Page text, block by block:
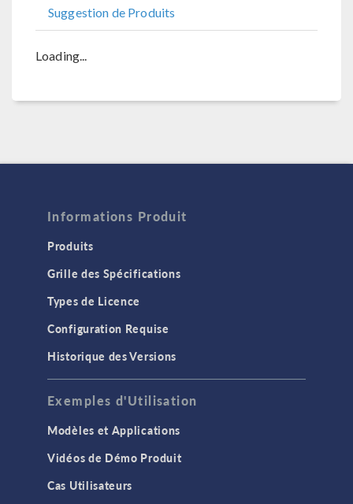
Suggestion de Produits
Loading...
Informations Produit
Produits
Grille des Spécifications
Types de Licence
Configuration Requise
Historique des Versions
Exemples d'Utilisation
Modèles et Applications
Vidéos de Démo Produit
Cas Utilisateurs